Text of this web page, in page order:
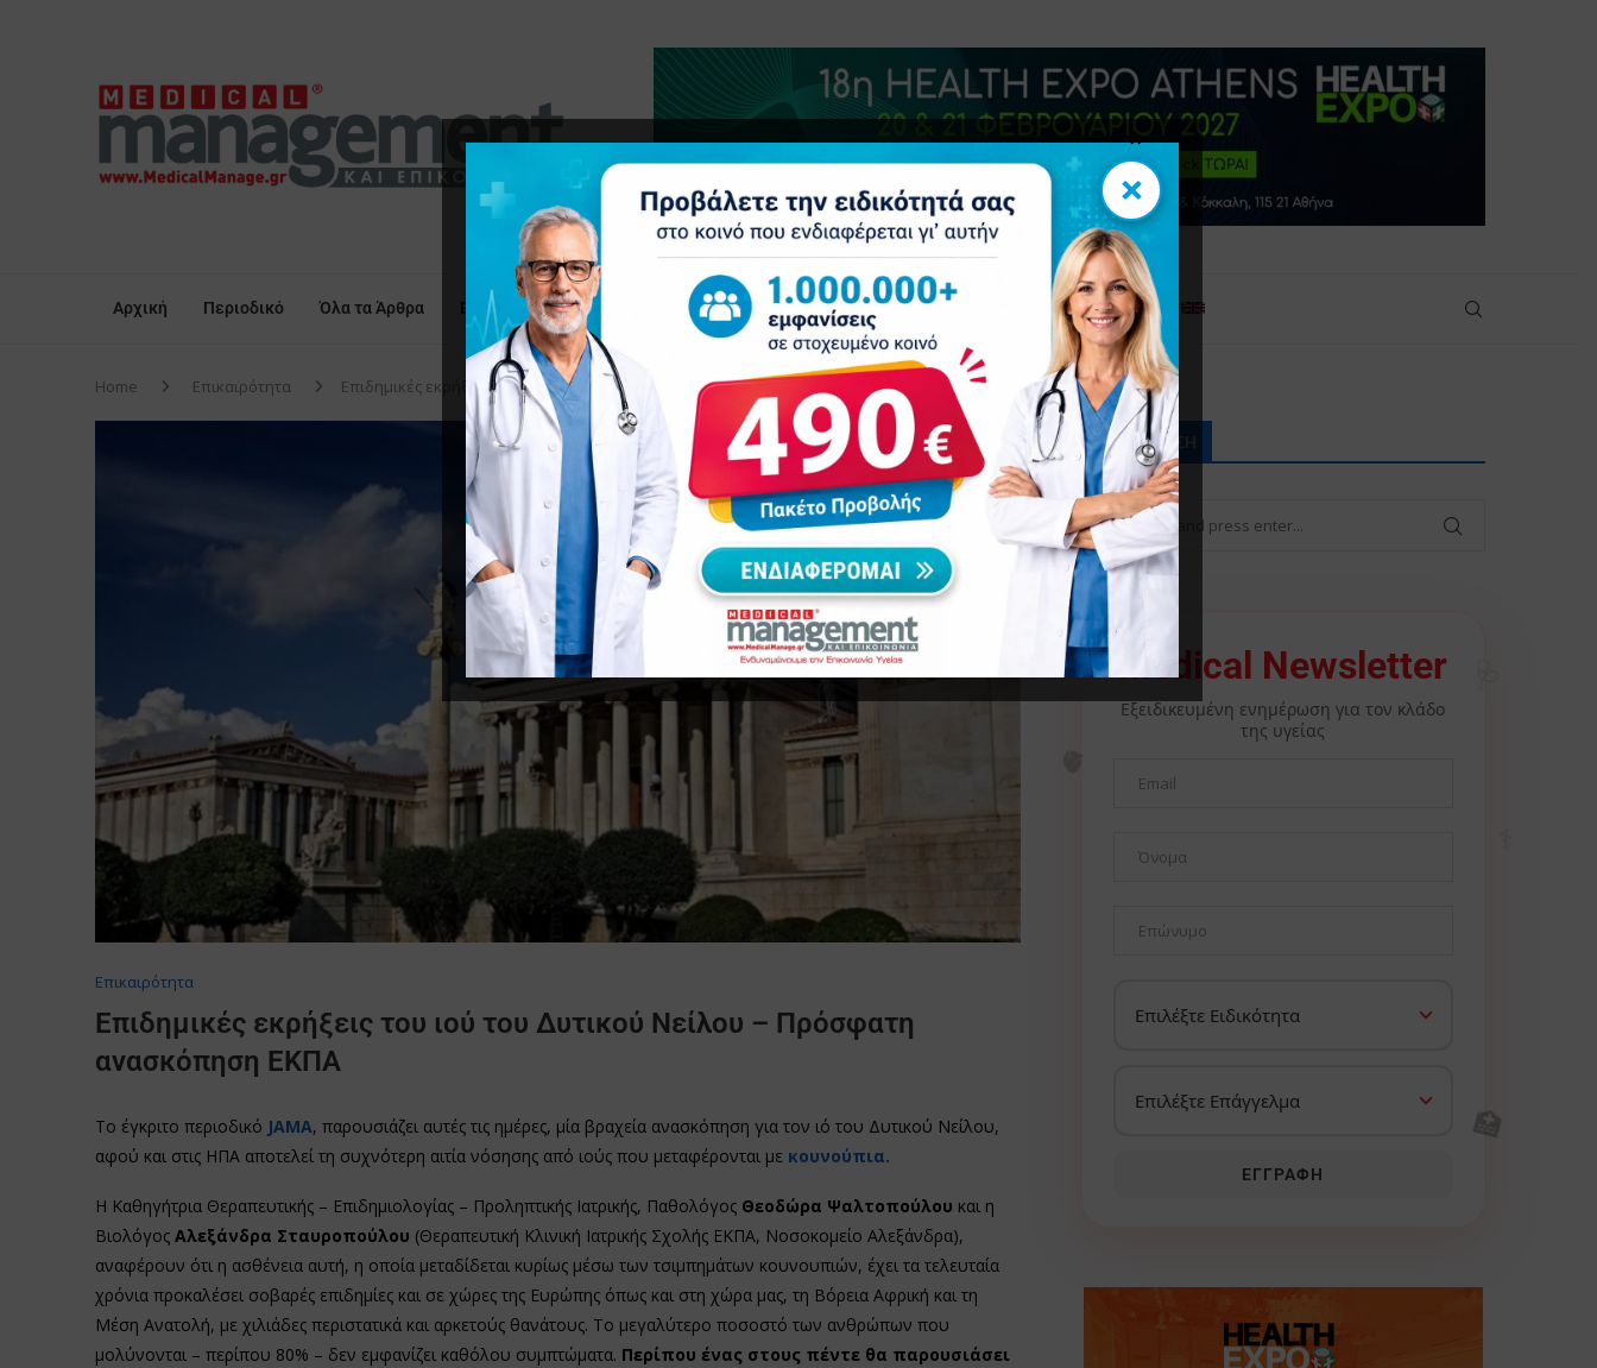
Αρχική Περιοδικό Όλα τα Άρθρα Επικαιρότητα Δελτία Τύπου Προβολή Ιατρού Επικοινωνία
Home Επικαιρότητα Επιδημικές εκρήξεις του ιού του Δυτικού Νείλου – Πρόσφατη ανασκόπηση EKΠΑ
Επικαιρότητα
Επιδημικές εκρήξεις του ιού του Δυτικού Νείλου – Πρόσφατη
ανασκόπηση EKΠΑ
Το έγκριτο περιοδικό JAMA, παρουσιάζει αυτές τις ημέρες, μία βραχεία ανασκόπηση για τον ιό του Δυτικού Νείλου,
αφού και στις ΗΠΑ αποτελεί τη συχνότερη αιτία νόσησης από ιούς που μεταφέρονται με κουνούπια.
Η Καθηγήτρια Θεραπευτικής – Επιδημιολογίας – Προληπτικής Ιατρικής, Παθολόγος Θεοδώρα Ψαλτοπούλου και η
Βιολόγος Αλεξάνδρα Σταυροπούλου (Θεραπευτική Κλινική Ιατρικής Σχολής ΕΚΠΑ, Νοσοκομείο Αλεξάνδρα),
αναφέρουν ότι η ασθένεια αυτή, η οποία μεταδίδεται κυρίως μέσω των τσιμπημάτων κουνουπιών, έχει τα τελευταία
χρόνια προκαλέσει σοβαρές επιδημίες και σε χώρες της Ευρώπης όπως και στη χώρα μας, τη Βόρεια Αφρική και τη
Μέση Ανατολή, με χιλιάδες περιστατικά και αρκετούς θανάτους. Το μεγαλύτερο ποσοστό των ανθρώπων που
μολύνονται – περίπου 80% – δεν εμφανίζει καθόλου συμπτώματα. Περίπου ένας στους πέντε θα παρουσιάσει
ΑΝΑΖΉΤΗΣΗ
Medical Newsletter
Εξειδικευμένη ενημέρωση για τον κλάδο
της υγείας
ΕΓΓΡΑΦΉ
×
×